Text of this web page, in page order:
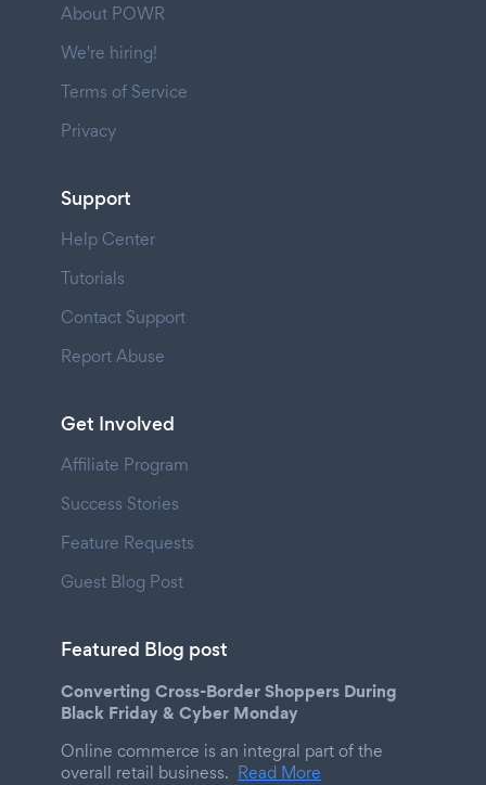
About POWR
We're hiring!
Terms of Service
Privacy
Support
Help Center
Tutorials
Contact Support
Report Abuse
Get Involved
Affiliate Program
Success Stories
Feature Requests
Guest Blog Post
Featured Blog post
Converting Cross-Border Shoppers During
Black Friday & Cyber Monday
Online commerce is an integral part of the
overall retail business. Read More